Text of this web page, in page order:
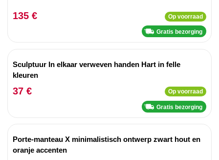
135 € Op voorraad
Gratis bezorging
Sculptuur In elkaar verweven handen Hart in felle
kleuren
37 € Op voorraad
Gratis bezorging
Porte-manteau X minimalistisch ontwerp zwart hout en
oranje accenten